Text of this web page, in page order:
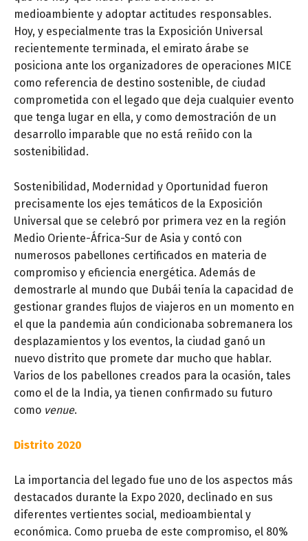
medioambiente y adoptar actitudes responsables.
Hoy, y especialmente tras la Exposición Universal
recientemente terminada, el emirato árabe se
posiciona ante los organizadores de operaciones MICE
como referencia de destino sostenible, de ciudad
comprometida con el legado que deja cualquier evento
que tenga lugar en ella, y como demostración de un
desarrollo imparable que no está reñido con la
sostenibilidad.
Sostenibilidad, Modernidad y Oportunidad fueron
precisamente los ejes temáticos de la Exposición
Universal que se celebró por primera vez en la región
Medio Oriente-África-Sur de Asia y contó con
numerosos pabellones certificados en materia de
compromiso y eficiencia energética. Además de
demostrarle al mundo que Dubái tenía la capacidad de
gestionar grandes flujos de viajeros en un momento en
el que la pandemia aún condicionaba sobremanera los
desplazamientos y los eventos, la ciudad ganó un
nuevo distrito que promete dar mucho que hablar.
Varios de los pabellones creados para la ocasión, tales
como el de la India, ya tienen confirmado su futuro
como venue.
Distrito 2020
La importancia del legado fue uno de los aspectos más
destacados durante la Expo 2020, declinado en sus
diferentes vertientes social, medioambiental y
económica. Como prueba de este compromiso, el 80%